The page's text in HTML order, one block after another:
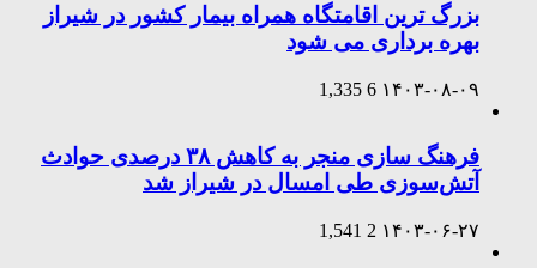
بزرگ ترین اقامتگاه همراه بیمار کشور در شیراز
بهره برداری می شود
۱۴۰۳-۰۸-۰۹ 6
1,335
فرهنگ سازی منجر به کاهش ۳۸ درصدی حوادث
آتش‌سوزی طی امسال در شیراز شد
۱۴۰۳-۰۶-۲۷ 2
1,541